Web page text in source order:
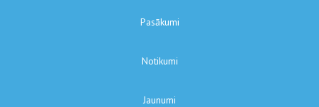
Pasākumi
Notikumi
Jaunumi